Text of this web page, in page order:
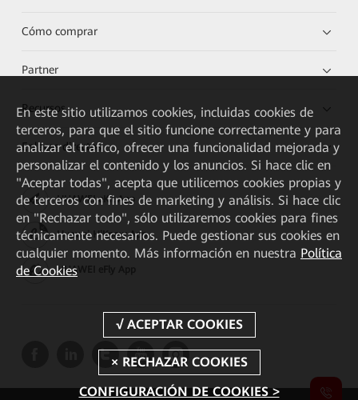
Cómo comprar
Partner
Recursos
Enlaces directos
HUAWEI eKit App
Huawei HiKnow App
HUAWEI eFly App
En este sitio utilizamos cookies, incluidas cookies de
terceros, para que el sitio funcione correctamente y para
analizar el tráfico, ofrecer una funcionalidad mejorada y
personalizar el contenido y los anuncios. Si hace clic en
"Aceptar todas", acepta que utilicemos cookies propias y
de terceros con fines de marketing y análisis. Si hace clic
en "Rechazar todo", sólo utilizaremos cookies para fines
técnicamente necesarios. Puede gestionar sus cookies en
cualquier momento. Más información en nuestra Política
de Cookies
CONFIGURACIÓN DE COOKIES >